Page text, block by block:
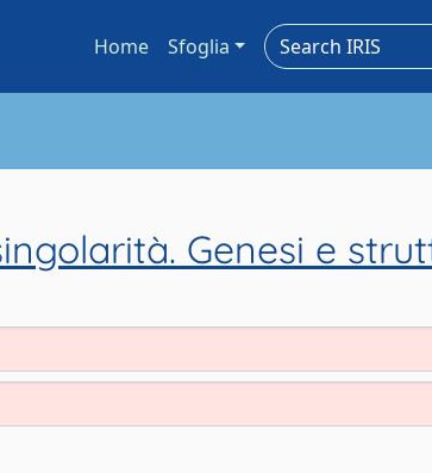
Home Sfoglia
Genesi e